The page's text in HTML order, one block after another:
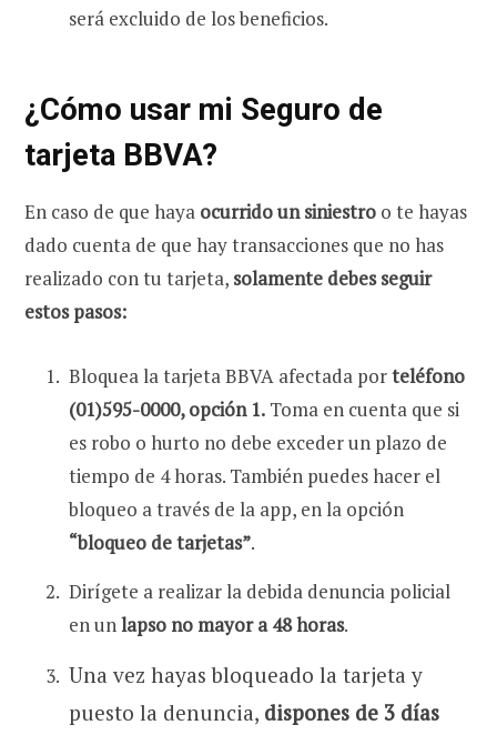
será excluido de los beneficios.
¿Cómo usar mi Seguro de
tarjeta BBVA?
En caso de que haya ocurrido un siniestro o te hayas
dado cuenta de que hay transacciones que no has
realizado con tu tarjeta, solamente debes seguir
estos pasos:
Bloquea la tarjeta BBVA afectada porteléfono
(01)595-0000, opción 1. Toma en cuenta que si
es robo o hurto no debe exceder un plazo de
tiempo de 4 horas. También puedes hacer el
bloqueo a través de la app, en la opción
“bloqueo de tarjetas”.
Dirígete a realizar la debida denuncia policial
en un lapso no mayor a 48 horas.
Una vez hayas bloqueado la tarjeta y
puesto la denuncia, dispones de 3 días